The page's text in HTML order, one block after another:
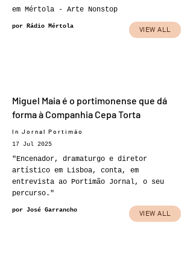
em Mértola - Arte Nonstop
por Rádio Mértola
VIEW ALL
Miguel Maia é o portimonense que dá
forma à Companhia Cepa Torta
In Jornal Portimão
17 Jul 2025
"Encenador, dramaturgo e diretor
artístico em Lisboa, conta, em
entrevista ao Portimão Jornal, o seu
percurso."
por José Garrancho
VIEW ALL